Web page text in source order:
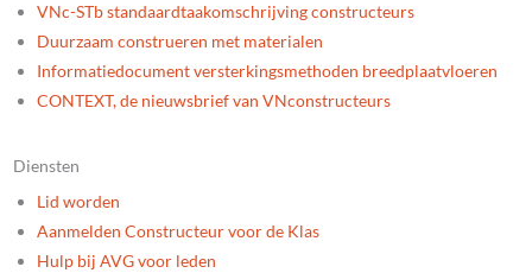
VNc-STb standaardtaakomschrijving constructeurs
Duurzaam construeren met materialen
Informatiedocument versterkingsmethoden breedplaatvloeren
CONTEXT, de nieuwsbrief van VNconstructeurs
Diensten
Lid worden
Aanmelden Constructeur voor de Klas
Hulp bij AVG voor leden